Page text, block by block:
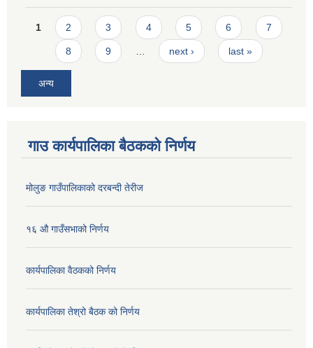
Pages
1 2 3 4 5 6 7
8 9 next › last »
अन्य
गाउ कार्यपालिका बैठकको निर्णय
मोलुङ गाउँपालिकाको दरबन्दी तेरीज
१६ औ गाउँसभाको निर्णय
कार्यपालिका वैठकको निर्णय
कार्यपालिका तेश्रो बैठक को निर्णय